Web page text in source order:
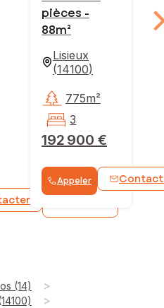
pièces -
88m²
Lisieux
(14100)
192 900 €
775m²
3
Appeler
(14) >
>